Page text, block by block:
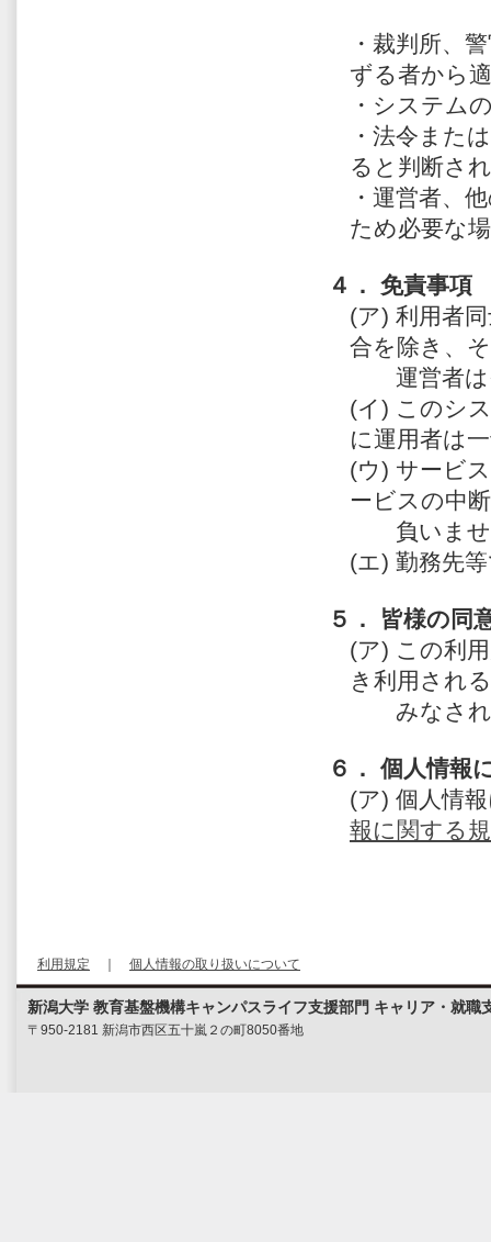
・裁判所、
ずる者から
・システム
・法令また
ると判断さ
・運営者、
ため必要な
４． 免責事項
(ア) 利用者
合を除き、
運営者は
(イ) このシ
に運用者は
(ウ) サービ
ービスの中
負いませ
(エ) 勤務先
５． 皆様の同
(ア) この利
き利用され
みなされ
６． 個人情報
(ア) 個人情
報に関する
利用規定 個人情報の取り扱いについて
新潟大学 教育基盤機構キャンパスライフ支援部門 キャリア・就職
〒950-2181 新潟市西区五十嵐２の町8050番地